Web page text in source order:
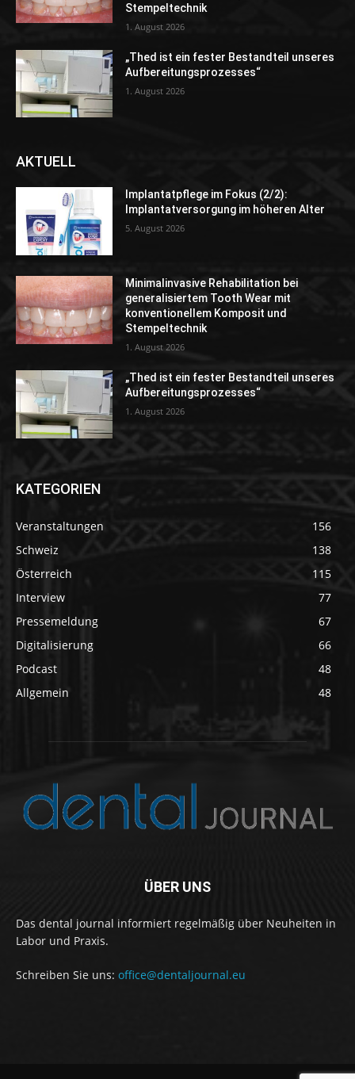
Stempeltechnik
1. August 2026
„Thed ist ein fester Bestandteil unseres
Aufbereitungsprozesses“
1. August 2026
AKTUELL
Implantatpflege im Fokus (2/2):
Implantatversorgung im höheren Alter
5. August 2026
Minimalinvasive Rehabilitation bei
generalisiertem Tooth Wear mit
konventionellem Komposit und
Stempeltechnik
1. August 2026
„Thed ist ein fester Bestandteil unseres
Aufbereitungsprozesses“
1. August 2026
KATEGORIEN
Veranstaltungen
156
Schweiz
138
Österreich
115
Interview
77
Pressemeldung
67
Digitalisierung
66
Podcast
48
Allgemein
48
ÜBER UNS
Das dental journal informiert regelmäßig über Neuheiten in
Labor und Praxis.
Schreiben Sie uns: office@dentaljournal.eu